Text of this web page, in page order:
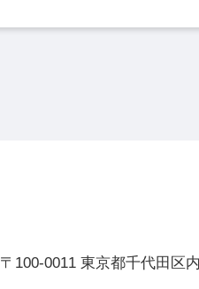
〒100-0011 東京都千代田区